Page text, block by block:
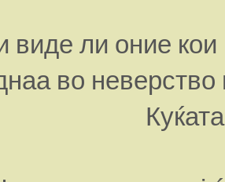
виде ли оние
во неверство